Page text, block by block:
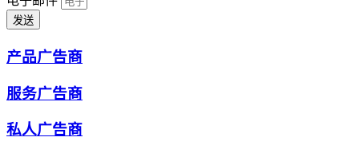
发送
产品广告商
服务广告商
私人广告商